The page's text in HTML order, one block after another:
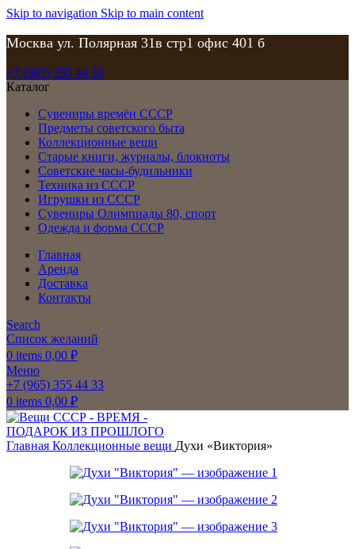
Skip to navigation Skip to main content
Москва ул. Полярная 31в стр1 офис 401 б
+7 (965) 355 44 33
Каталог
Сувениры времён СССР
Предметы советского быта
Коллекционные вещи
Старые книги, журналы, блокноты
Советские часы-будильники
Техника из СССР
Игрушки из СССР
Сувениры Олимпиады 80, спорт
Одежда и форма СССР
Главная
Аренда
Доставка
Контакты
Search
Список желаний
0 items 0,00 ₽
Меню
+7 (965) 355 44 33
0 items 0,00 ₽
Главная Коллекционные вещи Духи «Виктория»